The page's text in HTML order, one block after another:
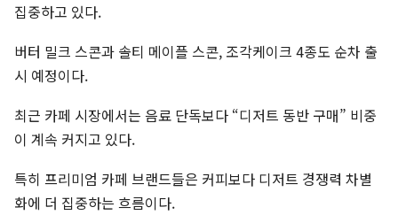
집중하고 있다.
버터 밀크 스콘과 솔티 메이플 스콘, 조각케이크 4종도 순차 출
시 예정이다.
최근 카페 시장에서는 음료 단독보다 “디저트 동반 구매” 비중
이 계속 커지고 있다.
특히 프리미엄 카페 브랜드들은 커피보다 디저트 경쟁력 차별
화에 더 집중하는 흐름이다.